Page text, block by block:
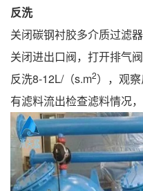
反洗
关闭碳钢衬胶多介质过滤
关闭进出口阀，打开排气
反洗8-12L/（s.m2），观
有滤料流出检查滤料情况